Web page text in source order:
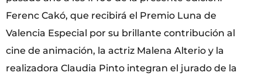
Ferenc Cakó, que recibirá el Premio Luna de
Valencia Especial por su brillante contribución al
cine de animación, la actriz Malena Alterio y la
realizadora Claudia Pinto integran el jurado de la